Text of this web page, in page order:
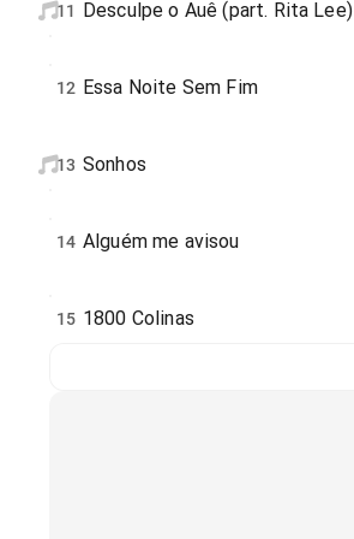
11 Desculpe o Auê (part. Rita Lee)
12 Essa Noite Sem Fim
13 Sonhos
14 Alguém me avisou
15 1800 Colinas